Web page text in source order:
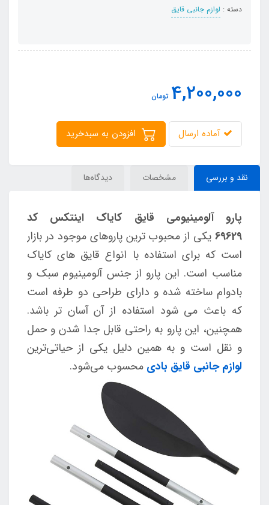
دسته : لوازم جانبی قایق
4,200,000 تومان
آماده ارسال
نقد و بررسی مشخصات دیدگاه‌ها
پارو آلومینیومی قایق کایاک اینتکس کد
69629 یکی از محبوب ترین پاروهای موجود در بازار
است که برای استفاده با انواع قایق های کایاک
مناسب است. این پارو از جنس آلومینیوم سبک و
بادوام ساخته شده و دارای طراحی دو طرفه است
که باعث می شود استفاده از آن آسان تر باشد.
همچنین، این پارو به راحتی قابل جدا شدن و حمل
و نقل است و به همین دلیل یکی از حیاتی‌ترین
لوازم جانبی قایق بادی محسوب می‌شود.